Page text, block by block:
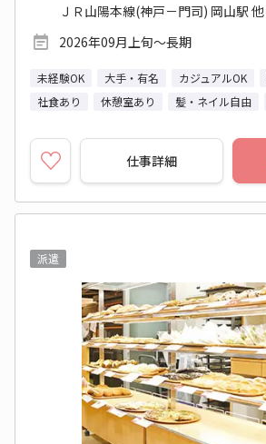
ＪＲ山陽本線(神戸－門司) 岡山駅 他
2026年09月上旬～長期
未経験OK 大手・有名 カジュアルOK
社食あり
休憩室あり 髪・ネイル自由
仕事詳細
派遣